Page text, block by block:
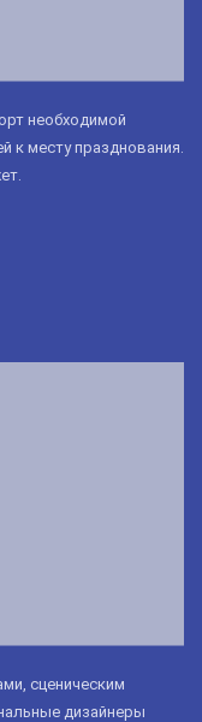
необходимой
к месту празднования.
сценическим
дизайнеры